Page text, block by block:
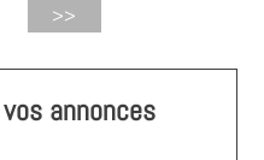
annonces